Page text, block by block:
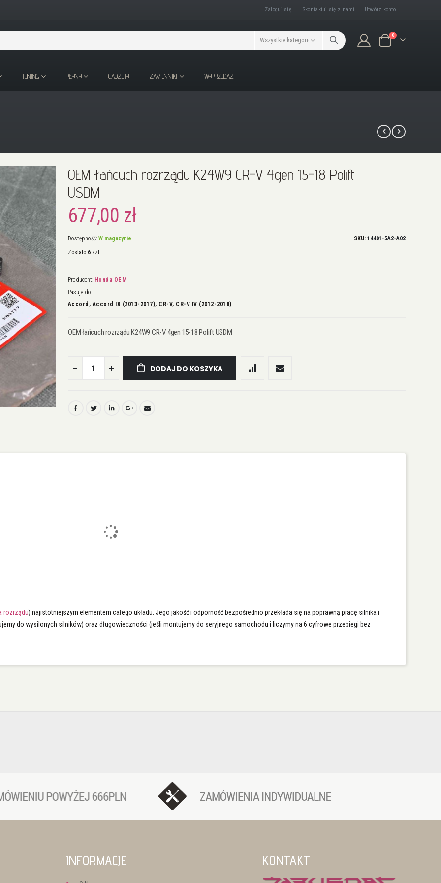
Zaloguj się Skontaktuj się z nami Utwórz konto
Koszyk
0produkty/ów
TUNING PŁYNY GADŻETY ZAMIENNIKI WYPRZEDAŻ
OEM łańcuch rozrządu K24W9 CR-V 4gen 15-18 Polift
USDM
677,00 zł
Dostępność: W magazynie
Zostało 6szt.
SKU 14401-5A2-A02
Producent: Honda OEM
Pasuje do:
Accord, Accord IX (2013-2017), CR-V, CR-V IV (2012-2018)
OEM łańcuch rozrządu K24W9 CR-V 4gen 15-18 Polift USDM
DODAJ DO KOSZYKA
rozrządu) najistotniejszym elementem całego układu. Jego jakość i odporność bezpośrednio przekłada się na poprawną pracę silnika i
do wysilonych silników) oraz długowieczności (jeśli montujemy do seryjnego samochodu i liczymy na 6 cyfrowe przebiegi bez
INFORMACJE KONTAKT